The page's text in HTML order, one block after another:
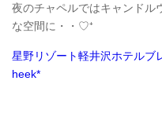
夜のチャペルではキャンドル
な空間に・・♡⁺
星野リゾート軽井沢ホテルブ
heek*